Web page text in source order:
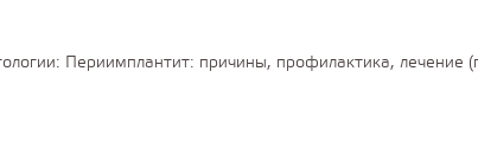
Периимплантит: причины, профилактика, лечение